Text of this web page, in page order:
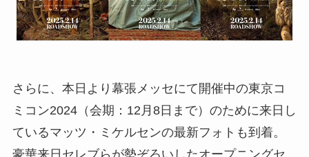
さらに、本日より幕張メッセにて開催中の東京コ
ミコン2024（会期：12月8日まで）のために来日し
ているマッツ・ミケルセンの最新フォトも到着。
豪華来日セレブらが勢ぞろいしたオープニングセ